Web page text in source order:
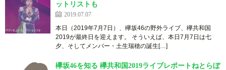
ットリストも
2019.07.07
本日（2019年7月7日）、欅坂46の野外ライブ、欅共和国
2019が最終日を迎えます。 そういえば、本日7月7日は七
夕、そしてメンバー・土生瑞穂の誕生[…]
欅坂46を知る 欅共和国2019ライブレポートねとらぼ